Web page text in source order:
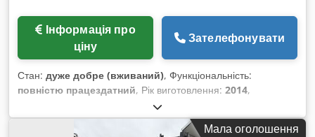
ціну
Зателефонувати
Стан: дуже добре (вживаний), Функціональність:
повністю працездатний, Рік виготовлення: 2014,
, * 13 700 годин * Шини 26.5R25 *
Відмінний стан Crsdpfx Amoyh Nc To Esf * Ківш 4,5 м³
Мала оголошення